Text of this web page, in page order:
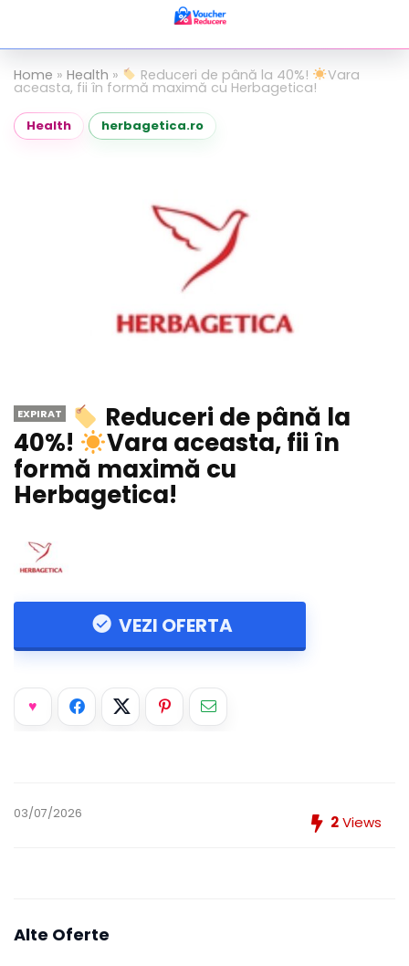
Home » Health » Reduceri de până la 40%! Vara
aceasta, fii în formă maximă cu Herbagetica!
Health herbagetica.ro
EXPIRAT Reduceri de până la
40%! Vara aceasta, fii în
formă maximă cu
Herbagetica!
VEZI OFERTA
03/07/2026 2Views
Alte Oferte